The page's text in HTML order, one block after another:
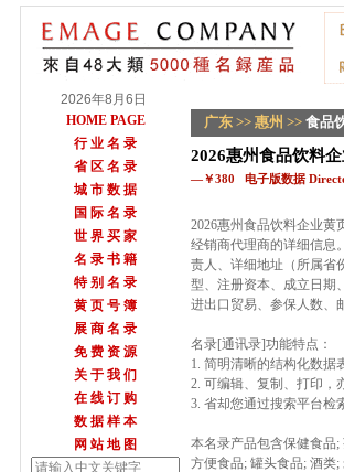
2026年8月6日
HOME PAGE
行 业 名 录
省 区 名 录
城 市 数 据
国 际 名 录
世 界 买 家
名 录 书 籍
特 别 名 录
黄 页 号 簿
展 商 名 录
免 费 资 源
关 于 我 们
在 线 订 购
数 据 样 本
网 站 地 图
广东 >> 惠州 >> 食品
2026惠州食品饮料
—￥380 电子版数据
2026惠州食品饮料企业黄
经销商代理商的详细信息
责人、详细地址（所属省
型、注册资本、成立日期
进出口贸易、参保人数、
名录[通讯录]功能特点：
1. 简明清晰的结构化数据
2. 可编辑、复制、打印，
3. 省却您通过搜索平台检
本名录产品包含保健食品;
方便食品; 罐头食品; 酒类